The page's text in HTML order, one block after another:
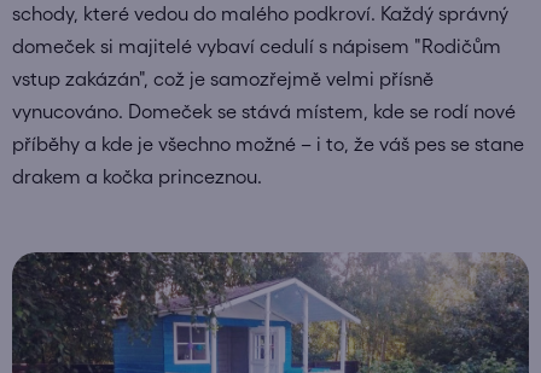
schody, které vedou do malého podkroví. Každý správný
domeček si majitelé vybaví cedulí s nápisem "Rodičům
vstup zakázán", což je samozřejmě velmi přísně
vynucováno. Domeček se stává místem, kde se rodí nové
příběhy a kde je všechno možné – i to, že váš pes se stane
drakem a kočka princeznou.